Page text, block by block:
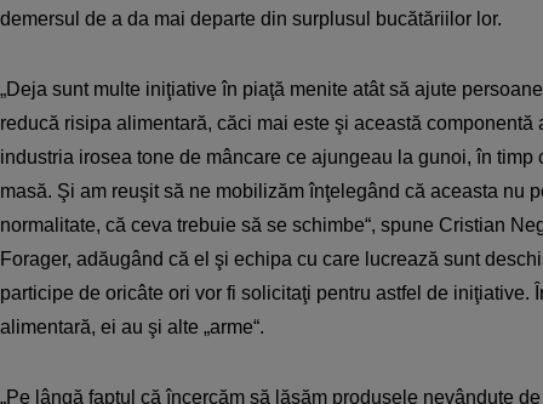
demersul de a da mai departe din surplusul bucătăriilor lor.
„Deja sunt multe iniţiative în piaţă menite atât să ajute
reducă risipa alimentară, căci mai este şi această componentă
industria irosea tone de mâncare ce ajungeau la gunoi, în timp
masă. Şi am reuşit să ne mobilizăm înţelegând că aceasta nu
normalitate, că ceva trebuie să se schimbe“, spune Cristian
Forager, adăugând că el şi echipa cu care lucrează sunt
participe de oricâte ori vor fi solicitaţi pentru astfel de iniţiative.
alimentară, ei au şi alte „arme“.
„Pe lângă faptul că încercăm să lăsăm produsele nevândute